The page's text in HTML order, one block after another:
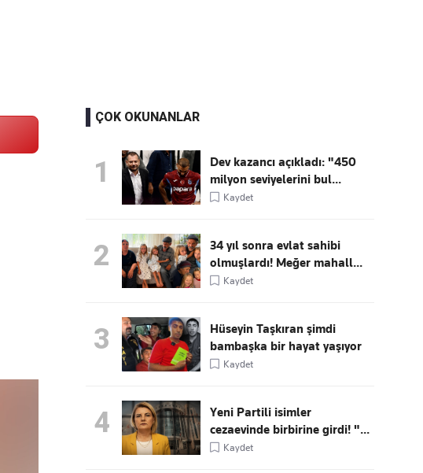
ÇOK OKUNANLAR
1
Dev kazancı açıkladı: "450
milyon seviyelerini bul...
Kaydet
2
34 yıl sonra evlat sahibi
olmuşlardı! Meğer mahall...
Kaydet
3
Hüseyin Taşkıran şimdi
bambaşka bir hayat yaşıyor
Kaydet
4
Yeni Partili isimler
cezaevinde birbirine girdi! "...
Kaydet